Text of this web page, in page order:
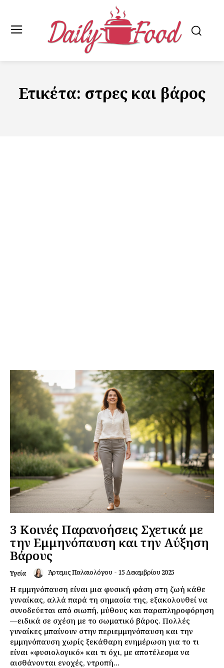
Ετικέτα: στρες και βάρος
3 Κοινές Παρανοήσεις Σχετικά με
την Εμμηνόπαυση και την Αύξηση
Βάρους
Υγεία Άρτεμις Παλαιολόγου - 15 Δεκεμβρίου 2025
Η εμμηνόπαυση είναι μια φυσική φάση στη ζωή κάθε
γυναίκας, αλλά παρά τη σημασία της, εξακολουθεί να
συνοδεύεται από σιωπή, μύθους και παραπληροφόρηση
—ειδικά σε σχέση με το σωματικό βάρος. Πολλές
γυναίκες μπαίνουν στην περιεμμηνόπαυση και την
εμμηνόπαυση χωρίς ξεκάθαρη ενημέρωση για το τι
είναι «φυσιολογικό» και τι όχι, με αποτέλεσμα να
αισθάνονται ενοχές, ντροπή...